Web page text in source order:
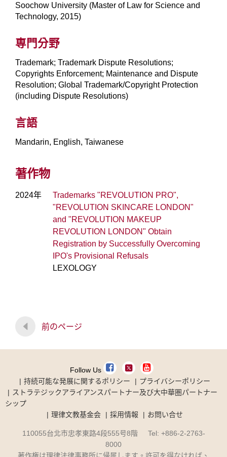
Soochow University (Master of Law for Science and
Technology, 2015)
専門分野
Trademark; Trademark Dispute Resolutions;
Copyrights Enforcement; Maintenance and Dispute
Resolution; Global Trademark/Copyright Protection
(including Dispute Resolutions)
言語
Mandarin, English, Taiwanese
著作物
2024年
Trademarks "REVOLUTION PRO",
"REVOLUTION SKINCARE LONDON"
and "REVOLUTION MAKEUP
REVOLUTION LONDON" Obtain
Registration by Successfully Overcoming
IPO's Provisional Refusals
LEXOLOGY
前のページ
Follow Us
持続可能な発展に関するポリシー
プライバシーポリシー
ストラテジックアライアンスパートナー及び大中華圏パートナー
シップ
理律文教基金会
採用情報 お問い合せ
110055台北市忠孝東路4段555号8階 Tel: +886-2-2763-
8000